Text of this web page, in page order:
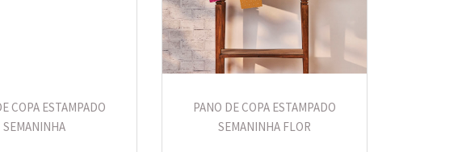
COPA ESTAMPADO
SEMANINHA
PANO DE COPA ESTAMPADO
SEMANINHA FLOR